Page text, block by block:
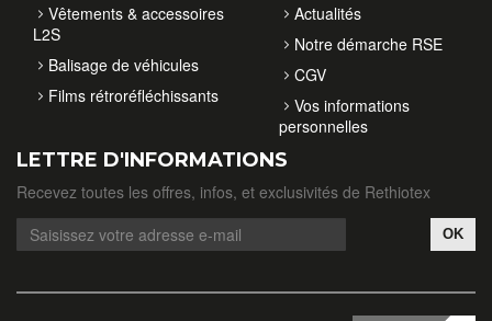
Vêtements & accessoires
L2S
Balisage de véhicules
Films rétroréfléchissants
Actualités
Notre démarche RSE
CGV
Vos informations
personnelles
LETTRE D'INFORMATIONS
Recevez toutes les offres, infos, et exclusivités de Rethiotex
OK